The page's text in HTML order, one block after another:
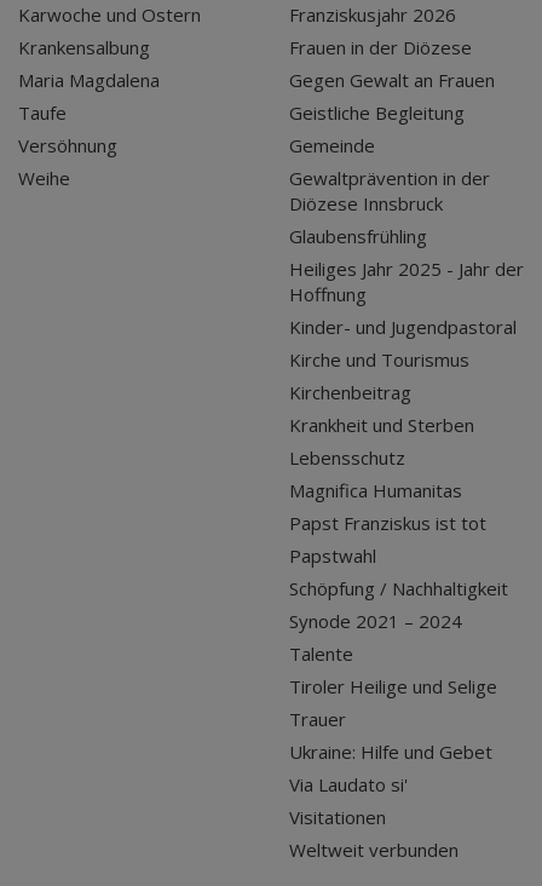
Karwoche und Ostern
Krankensalbung
Maria Magdalena
Taufe
Versöhnung
Weihe
Franziskusjahr 2026
Frauen in der Diözese
Gegen Gewalt an Frauen
Geistliche Begleitung
Gemeinde
Gewaltprävention in der
Diözese Innsbruck
Glaubensfrühling
Heiliges Jahr 2025 - Jahr der
Hoffnung
Kinder- und Jugendpastoral
Kirche und Tourismus
Kirchenbeitrag
Krankheit und Sterben
Lebensschutz
Magnifica Humanitas
Papst Franziskus ist tot
Papstwahl
Schöpfung / Nachhaltigkeit
Synode 2021 – 2024
Talente
Tiroler Heilige und Selige
Trauer
Ukraine: Hilfe und Gebet
Via Laudato si'
Visitationen
Weltweit verbunden